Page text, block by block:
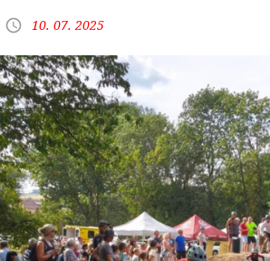
10. 07. 2025